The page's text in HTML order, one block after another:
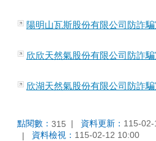
陽明山瓦斯股份有限公司防詐
欣欣天然氣股份有限公司防詐
欣湖天然氣股份有限公司防詐
點閱數： 315 資料更新： 115-
資料檢視： 115-02-12 10:00